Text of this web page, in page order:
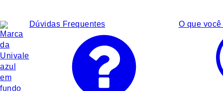
Dúvidas Frequentes O que